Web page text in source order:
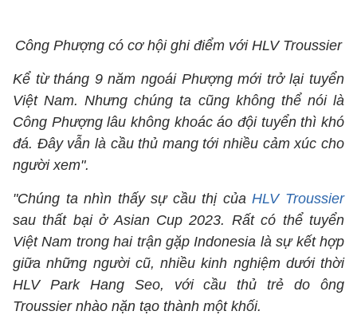
Công Phượng có cơ hội ghi điểm với HLV Troussier
Kể từ tháng 9 năm ngoái Phượng mới trở lại tuyển
Việt Nam. Nhưng chúng ta cũng không thể nói là
Công Phượng lâu không khoác áo đội tuyển thì khó
đá. Đây vẫn là cầu thủ mang tới nhiều cảm xúc cho
người xem".
"Chúng ta nhìn thấy sự cầu thị củaHLV Troussier
sau thất bại ở Asian Cup 2023. Rất có thể tuyển
Việt Nam trong hai trận gặp Indonesia là sự kết hợp
giữa những người cũ, nhiều kinh nghiệm dưới thời
HLV Park Hang Seo, với cầu thủ trẻ do ông
Troussier nhào nặn tạo thành một khối.